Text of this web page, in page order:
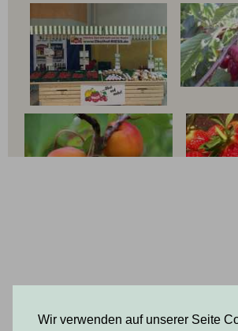
Wir verwenden auf unserer Seite